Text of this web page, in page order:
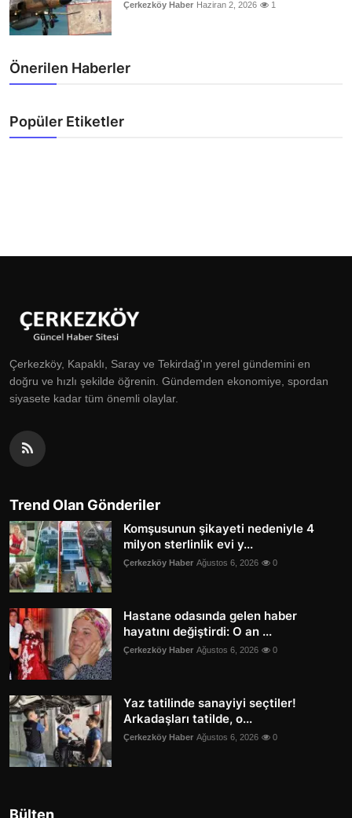
Çerkezköy Haber Haziran 2, 2026 1
Önerilen Haberler
Popüler Etiketler
Çerkezköy, Kapaklı, Saray ve Tekirdağ'ın yerel gündemini en
doğru ve hızlı şekilde öğrenin. Gündemden ekonomiye, spordan
siyasete kadar tüm önemli olaylar.
Trend Olan Gönderiler
Komşusunun şikayeti nedeniyle 4
milyon sterlinlik evi y...
Çerkezköy Haber Ağustos 6, 2026 0
Hastane odasında gelen haber
hayatını değiştirdi: O an ...
Çerkezköy Haber Ağustos 6, 2026 0
Yaz tatilinde sanayiyi seçtiler!
Arkadaşları tatilde, o...
Çerkezköy Haber Ağustos 6, 2026 0
Bülten